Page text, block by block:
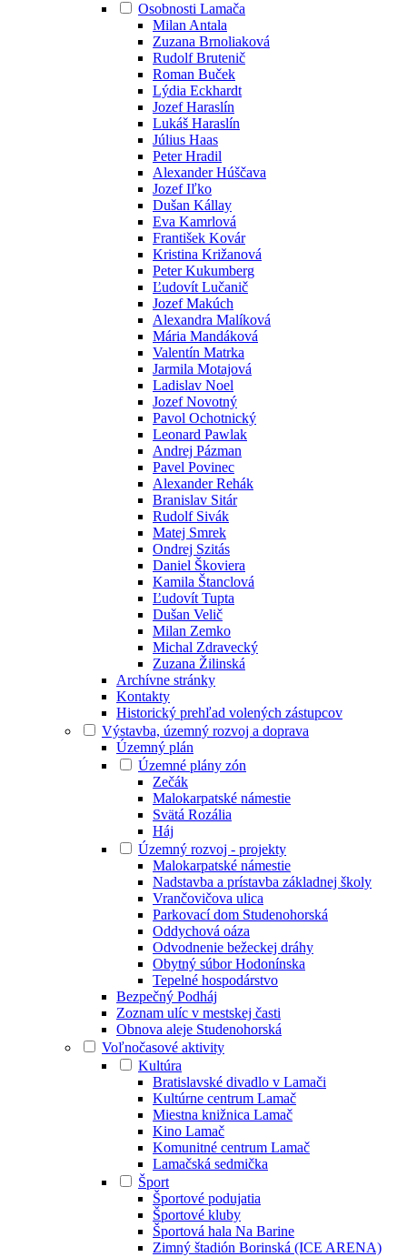
Osobnosti Lamača
Milan Antala
Zuzana Brnoliaková
Rudolf Brutenič
Roman Buček
Lýdia Eckhardt
Jozef Haraslín
Lukáš Haraslín
Július Haas
Peter Hradil
Alexander Húščava
Jozef Iľko
Dušan Kállay
Eva Kamrlová
František Kovár
Kristina Križanová
Peter Kukumberg
Ľudovít Lučanič
Jozef Makúch
Alexandra Malíková
Mária Mandáková
Valentín Matrka
Jarmila Motajová
Ladislav Noel
Jozef Novotný
Pavol Ochotnický
Leonard Pawlak
Andrej Pázman
Pavel Povinec
Alexander Rehák
Branislav Sitár
Rudolf Sivák
Matej Smrek
Ondrej Szitás
Daniel Škoviera
Kamila Štanclová
Ľudovít Tupta
Dušan Velič
Milan Zemko
Michal Zdravecký
Zuzana Žilinská
Archívne stránky
Kontakty
Historický prehľad volených zástupcov
Výstavba, územný rozvoj a doprava
Územný plán
Územné plány zón
Zečák
Malokarpatské námestie
Svätá Rozália
Háj
Územný rozvoj - projekty
Malokarpatské námestie
Nadstavba a prístavba základnej školy
Vrančovičova ulica
Parkovací dom Studenohorská
Oddychová oáza
Odvodnenie bežeckej dráhy
Obytný súbor Hodonínska
Tepelné hospodárstvo
Bezpečný Podháj
Zoznam ulíc v mestskej časti
Obnova aleje Studenohorská
Voľnočasové aktivity
Kultúra
Bratislavské divadlo v Lamači
Kultúrne centrum Lamač
Miestna knižnica Lamač
Kino Lamač
Komunitné centrum Lamač
Lamačská sedmička
Šport
Športové podujatia
Športové kluby
Športová hala Na Barine
Zimný štadión Borinská (ICE ARENA)